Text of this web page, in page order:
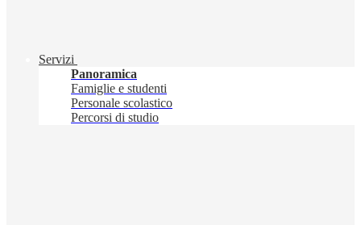
Servizi
Panoramica
Famiglie e studenti
Personale scolastico
Percorsi di studio